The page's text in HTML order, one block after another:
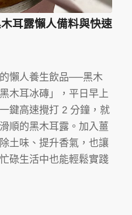
耳露懶人備料與快速
懶人養生飲品──黑木
木耳冰磚」，平日早上
鍵高速攪打 2 分鐘，就
順的黑木耳露。加入薑
土味、提升香氣，也讓
碌生活中也能輕鬆實踐